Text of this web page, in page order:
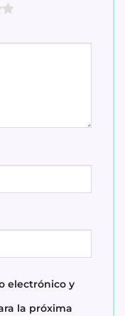
electrónico y
la próxima